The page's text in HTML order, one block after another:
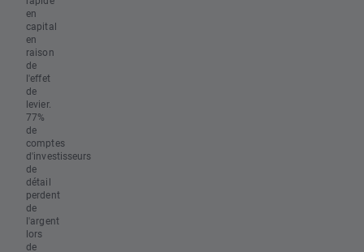
en
capital
en
raison
de
l'effet
de
levier.
77%
de
comptes
d'investisseurs
de
détail
perdent
de
l'argent
lors
de